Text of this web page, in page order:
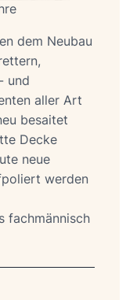
dem Neubau
und
aller Art
besaitet
Decke
neue
werden
fachmännisch